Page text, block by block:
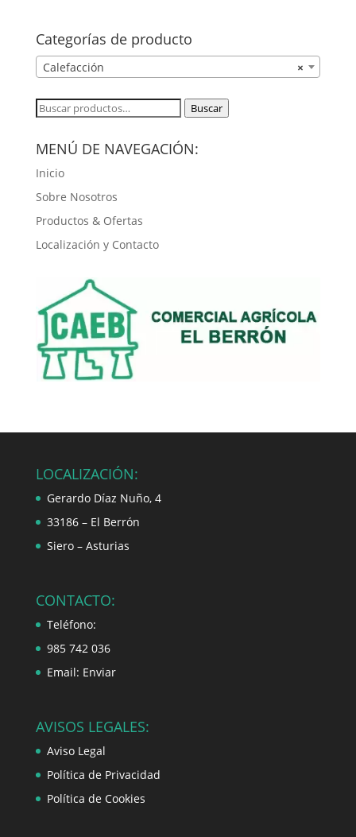
Categorías de producto
×
Calefacción
Buscar
Buscar
MENÚ DE NAVEGACIÓN:
Inicio
Sobre Nosotros
Productos & Ofertas
Localización y Contacto
LOCALIZACIÓN:
Gerardo Díaz Nuño, 4
33186 – El Berrón
Siero – Asturias
CONTACTO:
Teléfono:
985 742 036
Email: Enviar
AVISOS LEGALES:
Aviso Legal
Política de Privacidad
Política de Cookies